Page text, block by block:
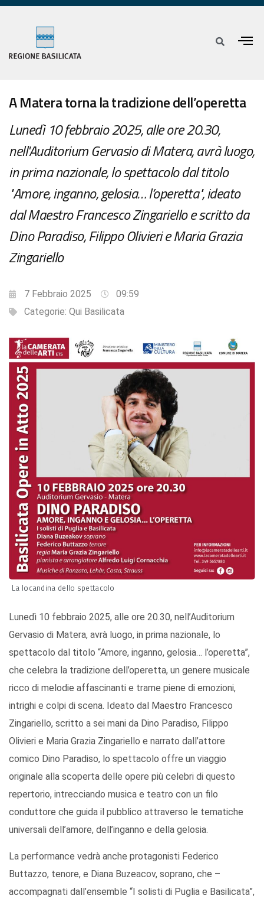
A Matera torna la tradizione dell’operetta
Lunedì 10 febbraio 2025, alle ore 20.30,
nell'Auditorium Gervasio di Matera, avrà luogo,
in prima nazionale, lo spettacolo dal titolo
"Amore, inganno, gelosia… l’operetta", ideato
dal Maestro Francesco Zingariello e scritto da
Dino Paradiso, Filippo Olivieri e Maria Grazia
Zingariello
7 Febbraio 2025
09:59
Categorie: Qui Basilicata
La locandina dello spettacolo
Lunedì 10 febbraio 2025, alle ore 20.30, nell’Auditorium
Gervasio di Matera, avrà luogo, in prima nazionale, lo
spettacolo dal titolo “Amore, inganno, gelosia… l’operetta”,
che celebra la tradizione dell’operetta, un genere musicale
ricco di melodie affascinanti e trame piene di emozioni,
intrighi e colpi di scena. Ideato dal Maestro Francesco
Zingariello, scritto a sei mani da Dino Paradiso, Filippo
Olivieri e Maria Grazia Zingariello e narrato dall’attore
comico Dino Paradiso, lo spettacolo offre un viaggio
originale alla scoperta delle opere più celebri di questo
repertorio, intrecciando musica e teatro con un filo
conduttore che guida il pubblico attraverso le tematiche
universali dell’amore, dell’inganno e della gelosia.
La performance vedrà anche protagonisti Federico
Buttazzo, tenore, e Diana Buzeacov, soprano, che –
accompagnati dall’ensemble “I solisti di Puglia e Basilicata”,